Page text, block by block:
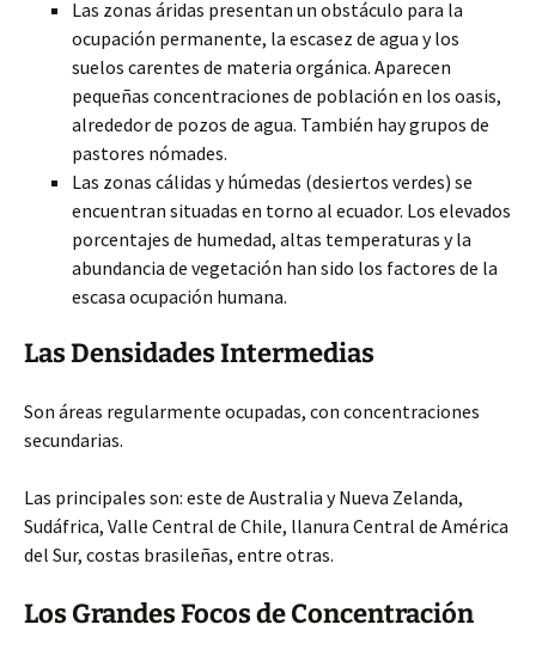
Las zonas áridas presentan un obstáculo para la
ocupación permanente, la escasez de agua y los
suelos carentes de materia orgánica. Aparecen
pequeñas concentraciones de población en los oasis,
alrededor de pozos de agua. También hay grupos de
pastores nómades.
Las zonas cálidas y húmedas (desiertos verdes) se
encuentran situadas en torno al ecuador. Los elevados
porcentajes de humedad, altas temperaturas y la
abundancia de vegetación han sido los factores de la
escasa ocupación humana.
Las Densidades Intermedias
Son áreas regularmente ocupadas, con concentraciones
secundarias.
Las principales son: este de Australia y Nueva Zelanda,
Sudáfrica, Valle Central de Chile, llanura Central de América
del Sur, costas brasileñas, entre otras.
Los Grandes Focos de Concentración